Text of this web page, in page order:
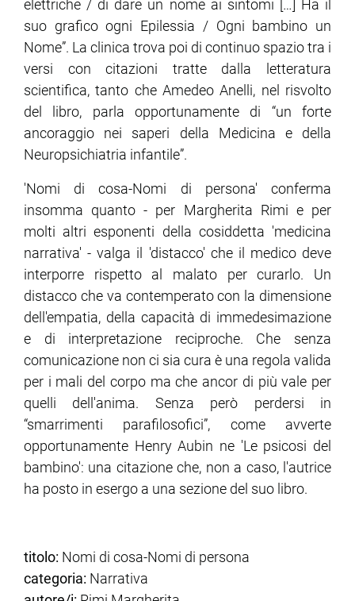
elettriche / di dare un nome ai sintomi […] Ha il
suo grafico ogni Epilessia / Ogni bambino un
Nome”. La clinica trova poi di continuo spazio tra i
versi con citazioni tratte dalla letteratura
scientifica, tanto che Amedeo Anelli, nel risvolto
del libro, parla opportunamente di “un forte
ancoraggio nei saperi della Medicina e della
Neuropsichiatria infantile”.
'Nomi di cosa-Nomi di persona' conferma
insomma quanto - per Margherita Rimi e per
molti altri esponenti della cosiddetta 'medicina
narrativa' - valga il 'distacco' che il medico deve
interporre rispetto al malato per curarlo. Un
distacco che va contemperato con la dimensione
dell'empatia, della capacità di immedesimazione
e di interpretazione reciproche. Che senza
comunicazione non ci sia cura è una regola valida
per i mali del corpo ma che ancor di più vale per
quelli dell'anima. Senza però perdersi in
“smarrimenti parafilosofici”, come avverte
opportunamente Henry Aubin ne 'Le psicosi del
bambino': una citazione che, non a caso, l'autrice
ha posto in esergo a una sezione del suo libro.
titolo: Nomi di cosa-Nomi di persona
categoria: Narrativa